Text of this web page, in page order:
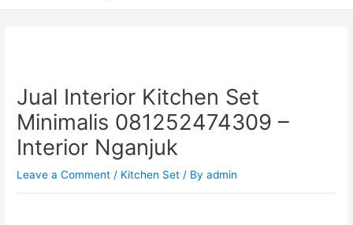
Jual Interior Kitchen Set
Minimalis 081252474309 –
Interior Nganjuk
Leave a Comment / Kitchen Set / Byadmin